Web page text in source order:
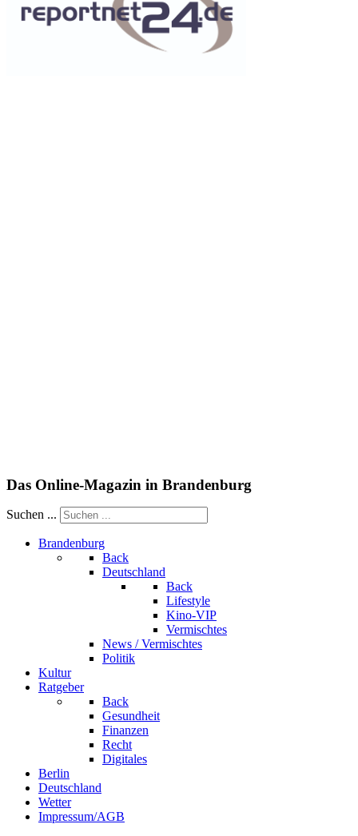
Das Online-Magazin in Brandenburg
Suchen ...
Brandenburg
Back
Deutschland
Back
Lifestyle
Kino-VIP
Vermischtes
News / Vermischtes
Politik
Kultur
Ratgeber
Back
Gesundheit
Finanzen
Recht
Digitales
Berlin
Deutschland
Wetter
Impressum/AGB